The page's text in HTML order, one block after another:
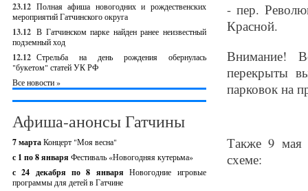
23.12 Полная афиша новогодних и рождественских
мероприятий Гатчинского округа
13.12 В Гатчинском парке найден ранее неизвестный
подземный ход
12.12 Стрельба на день рождения обернулась
"букетом" статей УК РФ
Все новости »
Афиша-анонсы Гатчины
7 мартаКонцерт "Моя весна"
с 1 по 8 января Фестиваль «Новогодняя кутерьма»
с 24 декабря по 8 январяНовогодние игровые
программы для детей в Гатчине
- пер.
Красной.
Внимание!
перекрыты
парковок на
Также 9 мая
схеме: